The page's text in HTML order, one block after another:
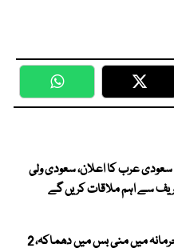
WhatsApp
سعودی عرب کا اعلان، سعودی ولی
سے اہم ملاقات کریں گے
دمشق کے نواحی علاقے جرمانہ میں منی بس میں دھماکہ، 2